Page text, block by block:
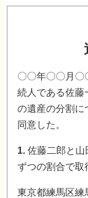
〇〇年〇〇月〇
続人である佐藤
の遺産の分割に
同意した。
1. 佐藤二郎と山
ずつの割合で取
東京都練馬区練